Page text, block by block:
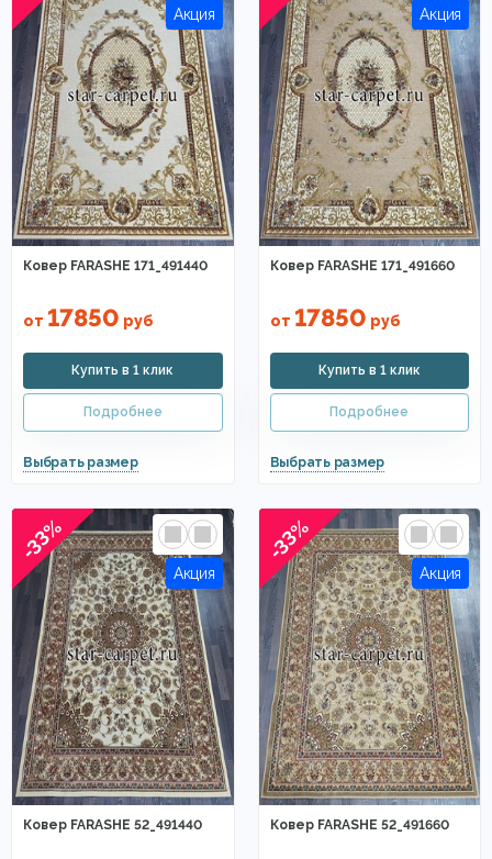
Ковер FARASHE 171_491440
от 17850 руб
Ковер FARASHE 171_491660
от 17850 руб
-33%
Ковер FARASHE 52_491440
-33%
Ковер FARASHE 52_491660